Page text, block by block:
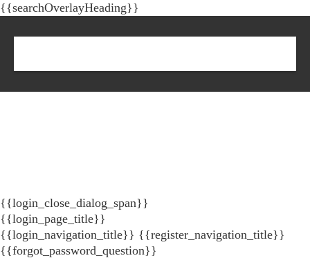
{{searchOverlayHeading}}
{{login_close_dialog_span}}
{{login_page_title}}
{{login_navigation_title}} {{register_navigation_title}}
{{forgot_password_question}}